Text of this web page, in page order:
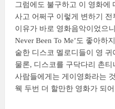
그럼에도 불구하고 이 영화에
사고 어쩌구 이렇게 변하기 전
이유가 바로 영화음악이었으
Never Been To Me’도 좋아하
숱한 디스코 멜로디들이 영
물론, 디스코를 구닥다리 촌
사람들에게는 게이영화라는
웩 두번 더 할만한 영화가 되